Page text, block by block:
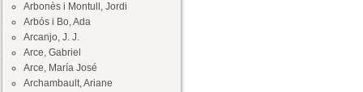
Arbonès i Montull, Jordi
Arbós i Bo, Ada
Arcanjo, J. J.
Arce, Gabriel
Arce, María José
Archambault, Ariane